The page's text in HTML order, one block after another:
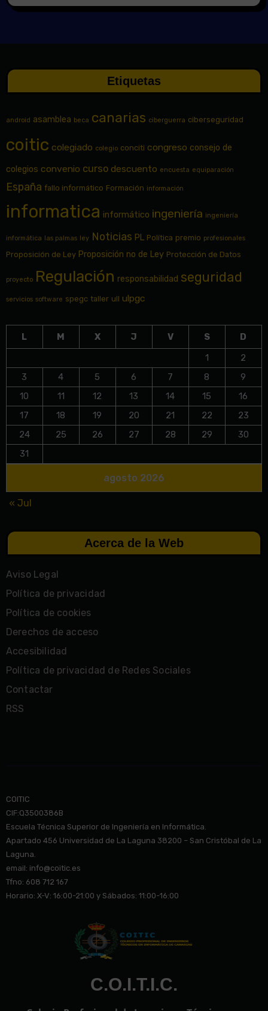
Etiquetas
android asamblea beca canarias ciberguerra ciberseguridad
coitic colegiado colegio conciti congreso consejo de
colegios convenio curso descuento encuesta equiparación
España fallo informático Formación información
informatica informático ingeniería ingeniería
informática las palmas ley Noticias PL Política premio profesionales
Proposición de Ley Proposición no de Ley Protección de Datos
proyecto Regulación responsabilidad seguridad
servicios software spegc taller ull ulpgc
agosto 2026
L M X J V S
D
1
2
3
4 5 6 7 8
9
10
11 12 13 14 15
16
17
18 19 20 21 22
23
24
25 26 27 28 29
30
31
« Jul
Acerca de la Web
Aviso Legal
Política de privacidad
Política de cookies
Derechos de acceso
Accesibilidad
Política de privacidad de Redes Sociales
Contactar
RSS
COITIC
CIF:Q3500386B
Escuela Técnica Superior de Ingeniería en Informática.
Apartado 456 Universidad de La Laguna 38200 – San Cristóbal de La
Laguna.
email: info@coitic.es
Tfno: 608 712 167
Horario: X-V: 16:00-21:00 y Sábados: 11:00-16:00
C.O.I.T.I.C.